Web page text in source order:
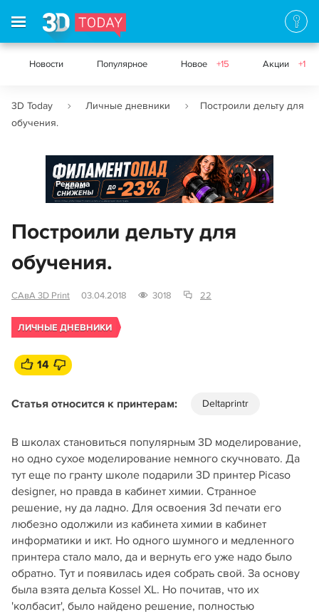
Новости Популярное Новое +15 Акции +1
3D Today Личные дневники
Построили дельту для
обучения.
Реклама
Построили дельту для
обучения.
САвА 3D Print 03.04.2018 3018 22
ЛИЧНЫЕ ДНЕВНИКИ
14
Статья относится к принтерам: Deltaprintr
В школах становиться популярным 3D моделирование,
но одно сухое моделирование немного скучновато. Да
тут еще по гранту школе подарили 3D принтер Picaso
designer, но правда в кабинет химии. Странное
решение, ну да ладно. Для освоения 3d печати его
любезно одолжили из кабинета химии в кабинет
информатики и икт. Но одного шумного и медленного
принтера стало мало, да и вернуть его уже надо было
обратно. Тут и появилась идея собрать свой. За основу
была взята дельта Kossel XL. Но почитав, что их
'колбасит', было найдено решение, полностью